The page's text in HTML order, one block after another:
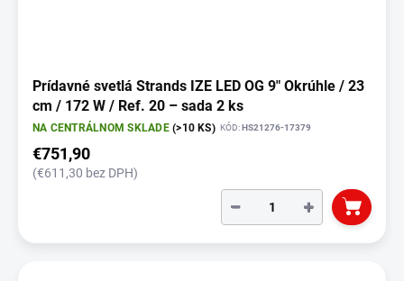
Prídavné svetlá Strands IZE LED OG 9" Okrúhle / 23
cm / 172 W / Ref. 20 – sada 2 ks
NA CENTRÁLNOM SKLADE(>10 KS) KÓD: HS21276-17379
€751,90
(€611,30 bez DPH)
+
−